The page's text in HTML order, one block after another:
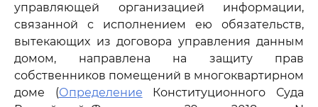
управляющей организацией информации,
связанной с исполнением ею обязательств,
вытекающих из договора управления данным
домом, направлена на защиту прав
собственников помещений в многоквартирном
доме (Определение Конституционного Суда